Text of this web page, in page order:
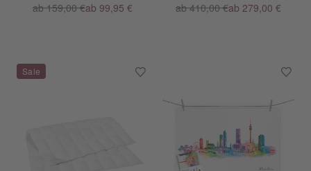
ab 159,00 €ab 99,95 €
ab 410,00 €ab 279,00 €